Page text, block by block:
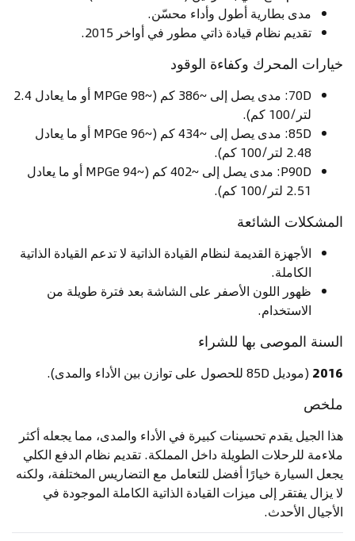
مدى بطارية أطول وأداء محسّن.
تقديم نظام قيادة ذاتي مطور في أواخر 2015.
خيارات المحرك وكفاءة الوقود
70D: مدى يصل إلى ~386 كم (~98 MPGe أو ما يعادل 2.4
لتر/100 كم).
85D: مدى يصل إلى ~434 كم (~96 MPGe أو ما يعادل
2.48 لتر/100 كم).
P90D: مدى يصل إلى ~402 كم (~94 MPGe أو ما يعادل
2.51 لتر/100 كم).
المشكلات الشائعة
الأجهزة القديمة لنظام القيادة الذاتية لا تدعم القيادة الذاتية
الكاملة.
ظهور اللون الأصفر على الشاشة بعد فترة طويلة من
الاستخدام.
السنة الموصى بها للشراء
2016 (موديل 85D للحصول على توازن بين الأداء والمدى).
ملخص
هذا الجيل يقدم تحسينات كبيرة في الأداء والمدى، مما يجعله أكثر
ملاءمة للرحلات الطويلة داخل المملكة. تقديم نظام الدفع الكلي
يجعل السيارة خيارًا أفضل للتعامل مع التضاريس المختلفة، ولكنه
لا يزال يفتقر إلى ميزات القيادة الذاتية الكاملة الموجودة في
الأجيال الأحدث.